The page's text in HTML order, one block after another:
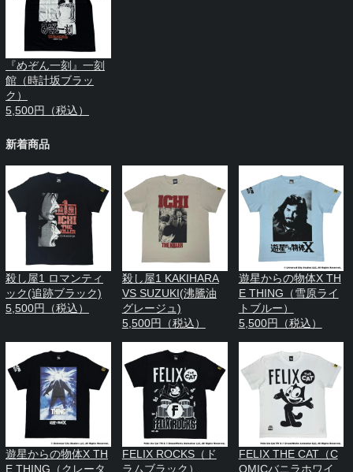
『めぞん一刻』一刻
館（時計坂ブラッ
ク）
5,500円（税込）
新着商品
殺し屋1 ロマンティ
ック(追跡ブラック)
5,500円（税込）
殺し屋1 KAKIHARA
VS SUZUKI(沸騰油
グレージュ)
5,500円（税込）
遊星からの物体X TH
E THING（雪原ライ
トブルー）
5,500円（税込）
遊星からの物体X TH
E THING（クレータ
FELIX ROCKS（ド
ラムブラック）
FELIX THE CAT（C
OMICバニラホワイ